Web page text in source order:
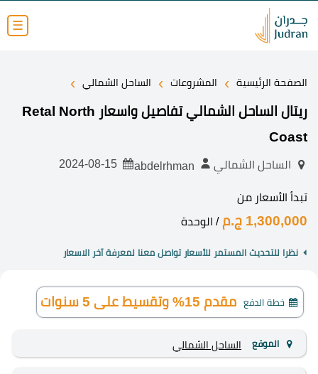
☰
الصفحة الرئيسية › المشروعات › الساحل الشمالي ›
ريتال الساحل الشمالي تفاصيل واسعار Retal North
Coast
الساحل الشمالي
تبدأ الأسعار من
1,300,000 ج.م / الوحدة
نظرا للتحديث المستمر للأسعار تواصل معنا لمعرفة آخر الاسعار
خطة الدفع مقدم 15% وتقسيط على 5 سنوات
الموقع الساحل الشمالي